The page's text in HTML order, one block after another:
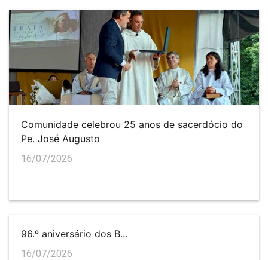
Comunidade celebrou 25 anos de sacerdócio do
Pe. José Augusto
16/07/2026
96.º aniversário dos B...
16/07/2026